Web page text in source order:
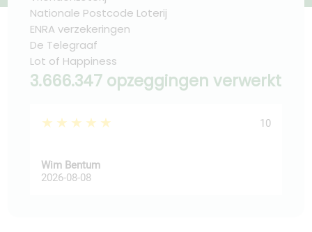
Nationale Postcode Loterij
ENRA verzekeringen
De Telegraaf
Lot of Happiness
3.666.347 opzeggingen verwerkt
★★★★★ 10
Wim Bentum
2026-08-08